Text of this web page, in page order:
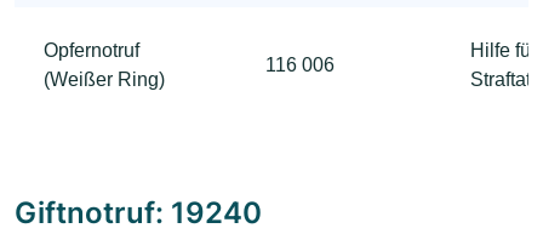
Opfernotruf
(Weißer Ring)
116 006
Hilfe für
Giftnotruf: 19240